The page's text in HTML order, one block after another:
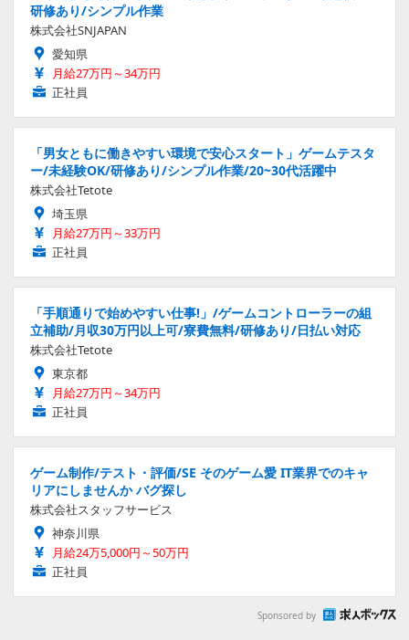
研修あり/シンプル作業
株式会社SNJAPAN
愛知県
月給27万円～34万円
正社員
「男女ともに働きやすい環境で安心スタート」ゲームテスタ
ー/未経験OK/研修あり/シンプル作業/20~30代活躍中
株式会社Tetote
埼玉県
月給27万円～33万円
正社員
「手順通りで始めやすい仕事!」/ゲームコントローラーの組
立補助/月収30万円以上可/寮費無料/研修あり/日払い対応
株式会社Tetote
東京都
月給27万円～34万円
正社員
ゲーム制作/テスト・評価/SE そのゲーム愛 IT業界でのキャ
リアにしませんか バグ探し
株式会社スタッフサービス
神奈川県
月給24万5,000円～50万円
正社員
Sponsored by